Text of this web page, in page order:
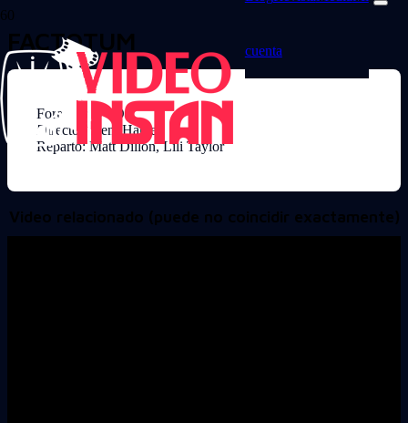
cuenta
FACTOTUM
Formato: DVD
Director: Bent Hamer
Reparto: Matt Dillon, Lili Taylor
Video relacionado (puede no coincidir exactamente)